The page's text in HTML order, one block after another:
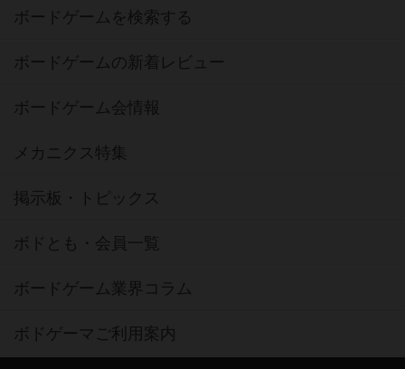
ボードゲームを検索する
ボードゲームの新着レビュー
ボードゲーム会情報
メカニクス特集
掲示板・トピックス
ボドとも・会員一覧
ボードゲーム業界コラム
ボドゲーマご利用案内